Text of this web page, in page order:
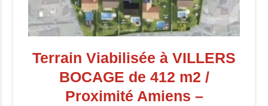
Terrain Viabilisée à VILLERS
BOCAGE de 412 m2 /
Proximité Amiens –